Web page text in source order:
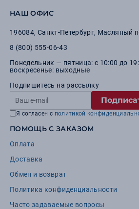
НАШ ОФИС
196084, Санкт-Петербург, Масляный
8 (800) 555-06-43
Понедельник — пятница: с 10:00 до
воскресенье: выходные
Подпишитесь на рассылку
Я согласен с политикой
ПОМОЩЬ С ЗАКАЗОМ
Оплата
Доставка
Обмен и возврат
Политика конфиденциальности
Часто задаваемые вопросы